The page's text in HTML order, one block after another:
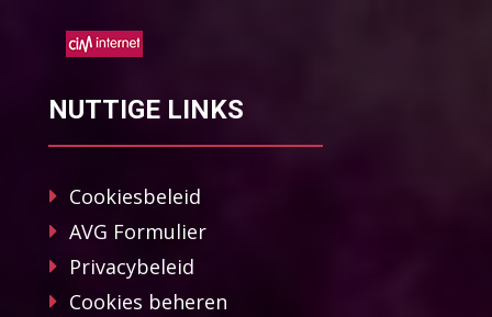
NUTTIGE LINKS
Cookiesbeleid
AVG Formulier
Privacybeleid
Cookies beheren